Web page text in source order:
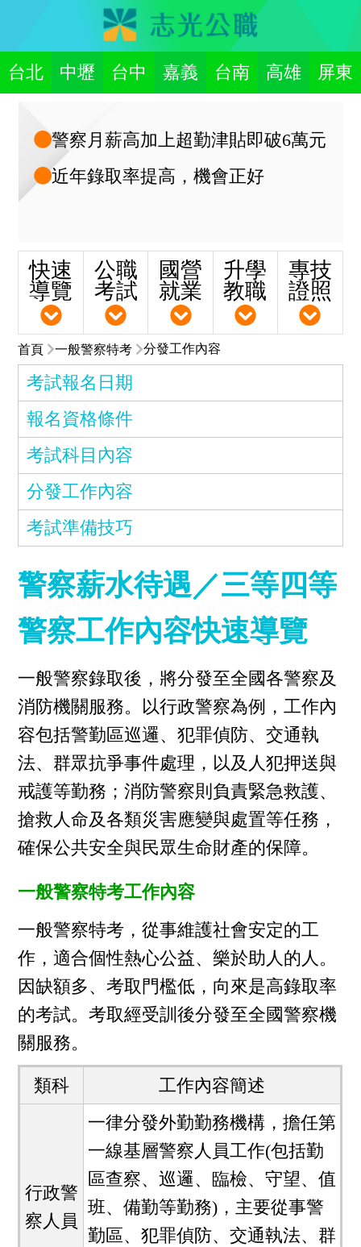
台北 中壢 台中 嘉義 台南 高雄 屏東
警察月薪高加上超勤津貼即破6萬元
近年錄取率提高，機會正好
快速
導覽
公職
考試
國營
就業
升學
教職
專技
證照
首頁 一般警察特考 分發工作內容
考試報名日期
報名資格條件
考試科目內容
分發工作內容
考試準備技巧
警察薪水待遇／三等四等
警察工作內容快速導覽
一般警察錄取後，將分發至全國各警察及
消防機關服務。以行政警察為例，工作內
容包括警勤區巡邏、犯罪偵防、交通執
法、群眾抗爭事件處理，以及人犯押送與
戒護等勤務；消防警察則負責緊急救護、
搶救人命及各類災害應變與處置等任務，
確保公共安全與民眾生命財產的保障。
一般警察特考工作內容
一般警察特考，從事維護社會安定的工
作，適合個性熱心公益、樂於助人的人。
因缺額多、考取門檻低，向來是高錄取率
的考試。考取經受訓後分發至全國警察機
關服務。
類科 工作內容簡述
行政警
察人員
一律分發外勤勤務機構，擔任第
一線基層警察人員工作(包括勤
區查察、巡邏、臨檢、守望、值
班、備勤等勤務)，主要從事警
勤區、犯罪偵防、交通執法、群